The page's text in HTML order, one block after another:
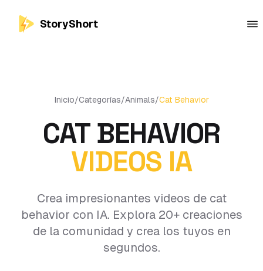
StoryShort
Inicio/Categorías/Animals/Cat Behavior
CAT BEHAVIOR
VIDEOS IA
Crea impresionantes videos de cat
behavior con IA. Explora 20+ creaciones
de la comunidad y crea los tuyos en
segundos.